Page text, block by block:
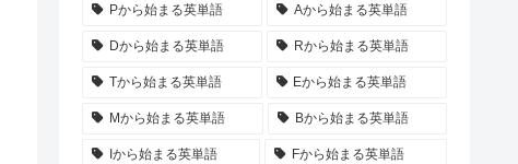
Pから始まる英単語 Aから始まる英単語
Dから始まる英単語 Rから始まる英単語
Tから始まる英単語 Eから始まる英単語
Mから始まる英単語 Bから始まる英単語
Iから始まる英単語 Fから始まる英単語